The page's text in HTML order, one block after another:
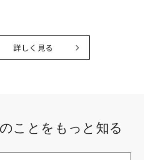
詳しく見る
ことをもっと知る